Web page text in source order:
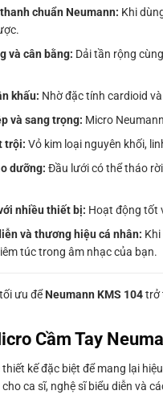
chuẩn Neumann: Khi
và cân bằng: Dải tần rộng
khấu: Nhờ đặc tính cardioid
và sang trọng: Micro
trội: Vỏ kim loại nguyên khối,
dưỡng: Đầu lưới có thể tháo
nhiều thiết bị: Hoạt động tốt
và thương hiệu cá nhân:
túc trong âm nhạc của bạn.
ưu đểNeumann KMS 104trở
Cầm Tay
kế đặc biệt để mang lại
ca sĩ, nghệ sĩ biểu diễn và